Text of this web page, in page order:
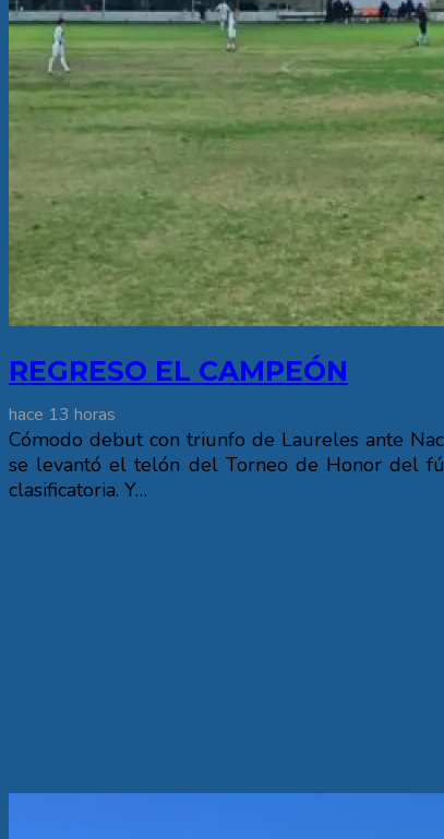
REGRESO EL CAMPEÓN
hace 13 horas
Cómodo debut con triunfo de Laureles ante
se levantó el telón del Torneo de Honor del
clasificatoria. Y…